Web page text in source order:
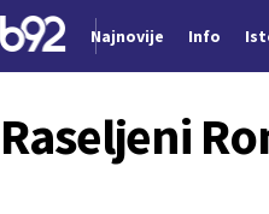
Najnovije Info
Raseljeni